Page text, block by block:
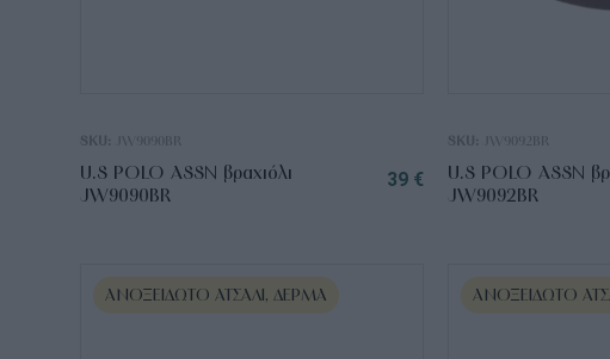
SKU: JW9090BR
U.S POLO ASSN βραχιόλι
JW9090BR
39 €
SKU: JW9092BR
U.S POLO ASSN
JW9092BR
ΑΝΟΞΕΊΔΩΤΟ ΑΤΣΆΛΙ, ΔΈΡΜΑ ΑΝΟΞΕΊΔΩΤΟ